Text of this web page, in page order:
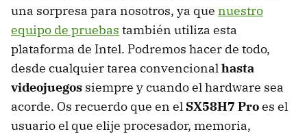
una sorpresa para nosotros, ya que nuestro
equipo de pruebas también utiliza esta
plataforma de Intel. Podremos hacer de todo,
desde cualquier tarea convencionalhasta
videojuegos siempre y cuando el hardware sea
acorde. Os recuerdo que en el SX58H7 Proes el
usuario el que elije procesador, memoria,